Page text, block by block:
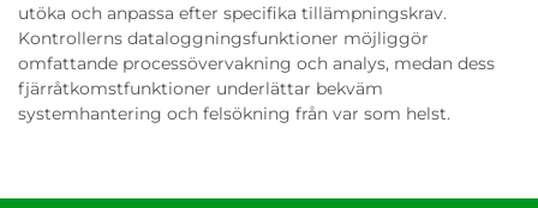
utöka och anpassa efter specifika tillämpningskrav.
Kontrollerns dataloggningsfunktioner möjliggör
omfattande processövervakning och analys, medan dess
fjärråtkomstfunktioner underlättar bekväm
systemhantering och felsökning från var som helst.